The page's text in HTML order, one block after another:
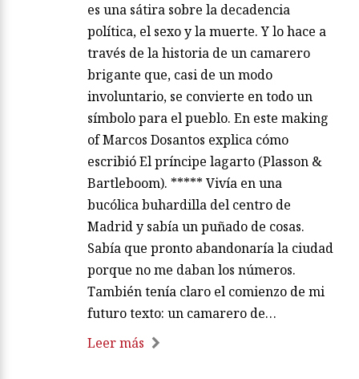
es una sátira sobre la decadencia
política, el sexo y la muerte. Y lo hace a
través de la historia de un camarero
brigante que, casi de un modo
involuntario, se convierte en todo un
símbolo para el pueblo. En este making
of Marcos Dosantos explica cómo
escribió El príncipe lagarto (Plasson &
Bartleboom). ***** Vivía en una
bucólica buhardilla del centro de
Madrid y sabía un puñado de cosas.
Sabía que pronto abandonaría la ciudad
porque no me daban los números.
También tenía claro el comienzo de mi
futuro texto: un camarero de…
Leer más